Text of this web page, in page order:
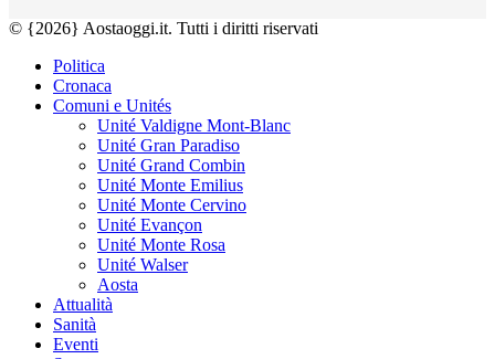
© {2026} Aostaoggi.it. Tutti i diritti riservati
Politica
Cronaca
Comuni e Unités
Unité Valdigne Mont-Blanc
Unité Gran Paradiso
Unité Grand Combin
Unité Monte Emilius
Unité Monte Cervino
Unité Evançon
Unité Monte Rosa
Unité Walser
Aosta
Attualità
Sanità
Eventi